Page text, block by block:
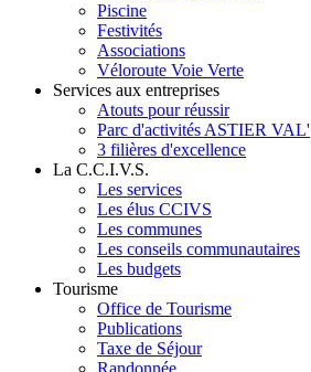
Piscine
Festivités
Associations
Véloroute Voie Verte
Services aux entreprises
Atouts pour réussir
Parc d'activités ASTIER VAL'
3 filières d'excellence
La C.C.I.V.S.
Les services
Les élus CCIVS
Les communes
Les conseils communautaires
Les budgets
Tourisme
Office de Tourisme
Publications
Taxe de Séjour
Randonnée